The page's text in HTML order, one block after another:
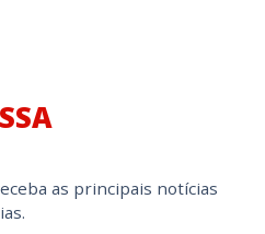
as principais notícias